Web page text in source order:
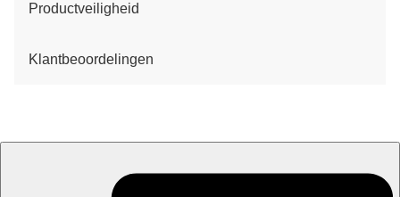
Productveiligheid
Klantbeoordelingen